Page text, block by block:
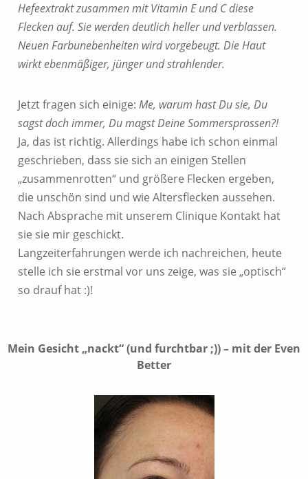
Hefeextrakt zusammen mit Vitamin E und C diese
Flecken auf. Sie werden deutlich heller und verblassen.
Neuen Farbunebenheiten wird vorgebeugt. Die Haut
wirkt ebenmäßiger, jünger und strahlender.
Jetzt fragen sich einige: Me, warum hast Du sie, Du
sagst doch immer, Du magst Deine Sommersprossen?!
Ja, das ist richtig. Allerdings habe ich schon einmal
geschrieben, dass sie sich an einigen Stellen
„zusammenrotten“ und größere Flecken ergeben,
die unschön sind und wie Altersflecken aussehen.
Nach Absprache mit unserem Clinique Kontakt hat
sie sie mir geschickt.
Langzeiterfahrungen werde ich nachreichen, heute
stelle ich sie erstmal vor uns zeige, was sie „optisch“
so drauf hat :)!
Mein Gesicht „nackt“ (und furchtbar ;)) – mit der Even
Better